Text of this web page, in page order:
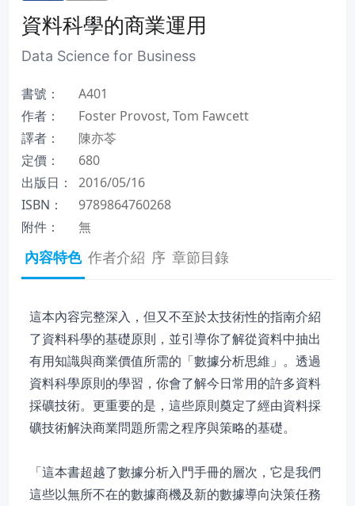
資料科學的商業運用
Data Science for Business
書號：
A401
作者：
Foster Provost, Tom Fawcett
譯者：
陳亦苓
定價：
680
出版日：
2016/05/16
ISBN：
9789864760268
附件：
無
內容特色 作者介紹 序 章節目錄
這本內容完整深入，但又不至於太技術性的指南介紹
了資料科學的基礎原則，並引導你了解從資料中抽出
有用知識與商業價值所需的「數據分析思維」。透過
資料科學原則的學習，你會了解今日常用的許多資料
採礦技術。更重要的是，這些原則奠定了經由資料採
礦技術解決商業問題所需之程序與策略的基礎。
「這本書超越了數據分析入門手冊的層次，它是我們
這些以無所不在的數據商機及新的數據導向決策任務